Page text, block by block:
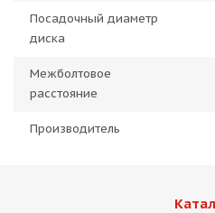
Посадочный диаметр
диска
Межболтовое
расстояние
Производитель